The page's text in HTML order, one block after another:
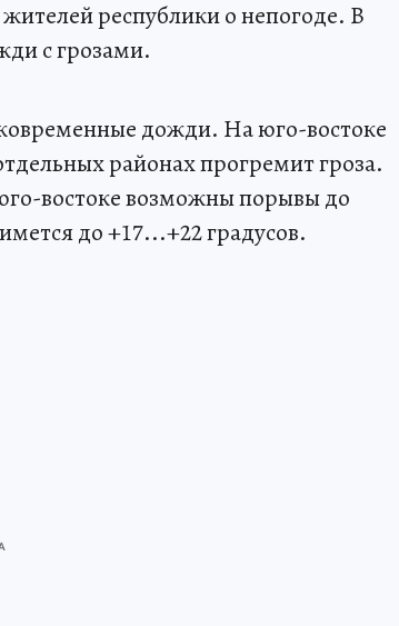
республики о непогоде. В
с грозами.
дожди. На юго-востоке
районах прогремит гроза.
востоке возможны порывы до
до +17...+22 градусов.